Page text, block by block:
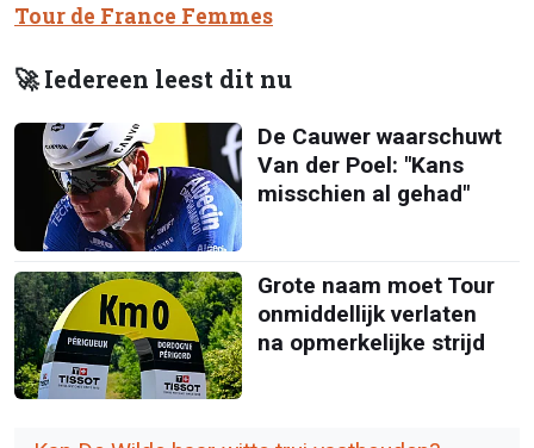
Tour de France Femmes
🚀 Iedereen leest dit nu
De Cauwer waarschuwt
Van der Poel: "Kans
misschien al gehad"
Grote naam moet Tour
onmiddellijk verlaten
na opmerkelijke strijd